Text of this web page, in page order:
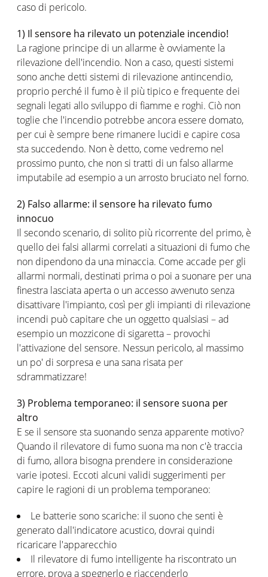
caso di pericolo.
1) Il sensore ha rilevato un potenziale incendio!
La ragione principe di un allarme è ovviamente la
rilevazione dell'incendio. Non a caso, questi sistemi
sono anche detti sistemi di rilevazione antincendio,
proprio perché il fumo è il più tipico e frequente dei
segnali legati allo sviluppo di fiamme e roghi. Ciò non
toglie che l'incendio potrebbe ancora essere domato,
per cui è sempre bene rimanere lucidi e capire cosa
sta succedendo. Non è detto, come vedremo nel
prossimo punto, che non si tratti di un falso allarme
imputabile ad esempio a un arrosto bruciato nel forno.
2) Falso allarme: il sensore ha rilevato fumo
innocuo
Il secondo scenario, di solito più ricorrente del primo, è
quello dei falsi allarmi correlati a situazioni di fumo che
non dipendono da una minaccia. Come accade per gli
allarmi normali, destinati prima o poi a suonare per una
finestra lasciata aperta o un accesso avvenuto senza
disattivare l'impianto, così per gli impianti di rilevazione
incendi può capitare che un oggetto qualsiasi – ad
esempio un mozzicone di sigaretta – provochi
l'attivazione del sensore. Nessun pericolo, al massimo
un po' di sorpresa e una sana risata per
sdrammatizzare!
3) Problema temporaneo: il sensore suona per
altro
E se il sensore sta suonando senza apparente motivo?
Quando il rilevatore di fumo suona ma non c'è traccia
di fumo, allora bisogna prendere in considerazione
varie ipotesi. Eccoti alcuni validi suggerimenti per
capire le ragioni di un problema temporaneo:
Le batterie sono scariche: il suono che senti è
generato dall'indicatore acustico, dovrai quindi
ricaricare l'apparecchio
Il rilevatore di fumo intelligente ha riscontrato un
errore, prova a spegnerlo e riaccenderlo